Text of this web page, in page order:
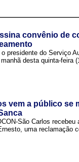
convênio de
presidente do Serviço
desta quinta-feira
vem a público se
São Carlos
uma reclamação